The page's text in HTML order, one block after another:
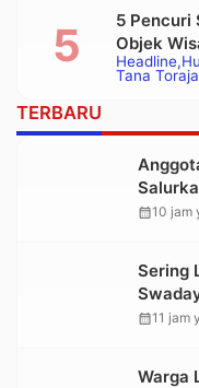
Headline
Tana Toraja
5 Pencuri
Objek
Polisi
TERBARU
calendar_month10 jam
Sering
Jalan
calendar_month11 jam
Warga